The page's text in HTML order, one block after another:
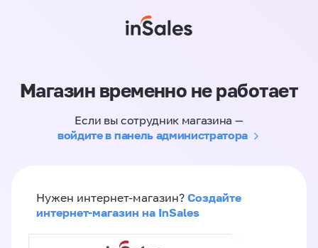
Магазин временно не работает
Если вы сотрудник магазина —
войдите в панель администратора
Нужен интернет-магазин? Создайте
интернет-магазин на InSales